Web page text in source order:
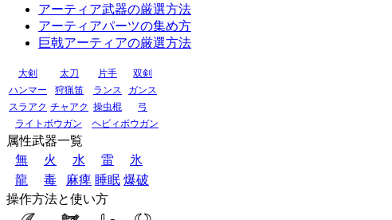
アーティア武器の厳選方法
アーティアパーツの集め方
巨戟アーティアの厳選方法
大剣 太刀 片手
双剣
ハンマー
狩猟笛 ランス
ガンス
スラアク チャアク 操虫棍
弓
ライトボウガン
ヘビィボウガン
属性武器一覧
無
火 水 雷
氷
龍
毒 麻痺 睡眠 爆破
操作方法と使い方